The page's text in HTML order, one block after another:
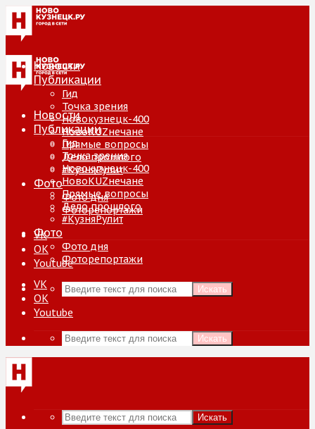
Новости
Публикации
Гид
Точка зрения
Новокузнецк-400
НовоKUZнечане
Прямые вопросы
Дело прошлого
#КузняРулит
Фото
Фото дня
Фоторепортажи
VK
ОК
Youtube
Искать
Новости
Публикации
Гид
Точка зрения
Новокузнецк-400
НовоKUZнечане
Прямые вопросы
Дело прошлого
#КузняРулит
Фото
Фото дня
Фоторепортажи
VK
ОК
Youtube
Искать
Искать